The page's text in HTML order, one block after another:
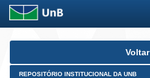
Skip
Voltar
REPOSITÓRIO INSTITUCIONAL DA UNB